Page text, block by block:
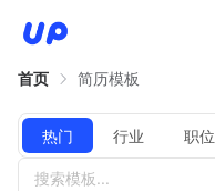
首页 简历模板
热门 行业 职位